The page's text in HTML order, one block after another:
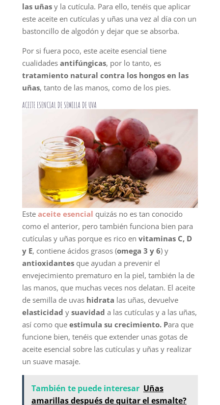
las uñas y la cutícula. Para ello, tenéis que aplicar
este aceite en cutículas y uñas una vez al día con un
bastoncillo de algodón y dejar que se absorba.
Por si fuera poco, este aceite esencial tiene
cualidades antifúngicas, por lo tanto, es
tratamiento natural contra los hongos en las
uñas, tanto de las manos, como de los pies.
ACEITE ESENCIAL DE SEMILLA DE UVA
Este aceite esencial quizás no es tan conocido
como el anterior, pero también funciona bien para
cutículas y uñas porque es rico en vitaminas C, D
y E, contiene ácidos grasos (omega 3 y 6) y
antioxidantesque ayudan a prevenir el
envejecimiento prematuro en la piel, también la de
las manos, que muchas veces nos delatan. El aceite
de semilla de uvas hidrata las uñas, devuelve
elasticidad y suavidad a las cutículas y a las uñas,
así como que estimula su crecimiento. Para que
funcione bien, tenéis que extender unas gotas de
aceite esencial sobre las cutículas y uñas y realizar
un suave masaje.
También te puede interesar Uñas
amarillas después de quitar el esmalte?